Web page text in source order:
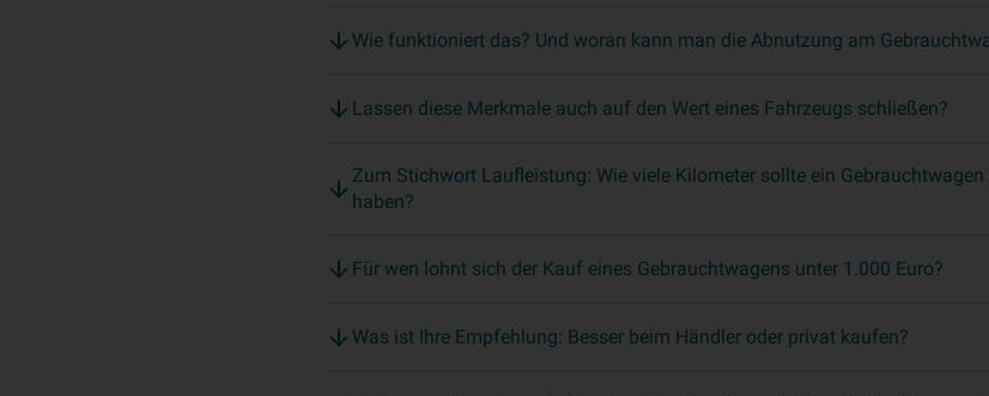
Wie funktioniert das? Und woran kann man die Abnutzung am
Lassen diese Merkmale auch auf den Wert eines Fahrzeugs schließen?
Zum Stichwort Laufleistung: Wie viele Kilometer sollte ein
haben?
Für wen lohnt sich der Kauf eines Gebrauchtwagens unter 1.000 Euro?
Was ist Ihre Empfehlung: Besser beim Händler oder privat kaufen?